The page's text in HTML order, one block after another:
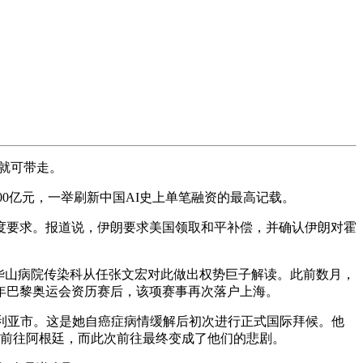
带走。
元，一举刷新中国AI史上单笔融资的最高记载。
求。报道说，伊朗要求美国领取和平补偿，并确认伊朗对霍
院传染科从任张文宏对此做出权势巨子解读。此前数月，
黎奥运会资历赛后，该项赛事再次落户上海。
市。这是她自癌症病情缓解后初次进行正式国际拜候。他
阿根廷，而此次前往最终变成了他们的悲剧。